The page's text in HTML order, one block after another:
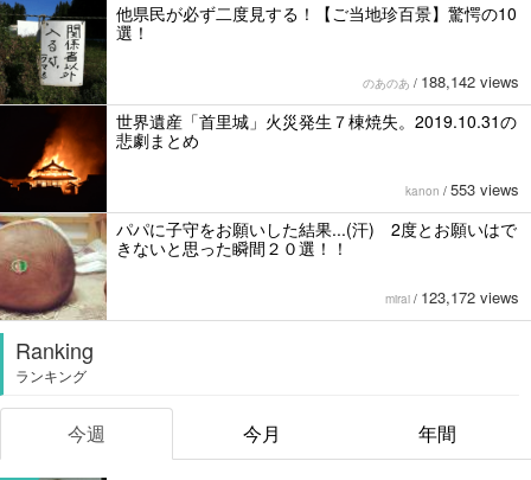
他県民が必ず二度見する！【ご当地珍百景】驚愕の10
選！
のあのあ / 188,142 views
世界遺産「首里城」火災発生７棟焼失。2019.10.31の
悲劇まとめ
kanon / 553 views
パパに子守をお願いした結果...(汗) 2度とお願いはで
きないと思った瞬間２０選！！
mirai / 123,172 views
Ranking
ランキング
今週 今月 年間